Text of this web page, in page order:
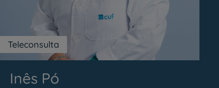
Teleconsulta
Inês Pó